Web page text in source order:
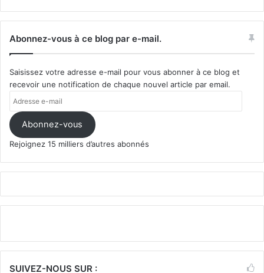
Abonnez-vous à ce blog par e-mail.
Saisissez votre adresse e-mail pour vous abonner à ce blog et
recevoir une notification de chaque nouvel article par email.
mail Abonnez-vous
Rejoignez 15 milliers d’autres abonnés
SUIVEZ-NOUS SUR :